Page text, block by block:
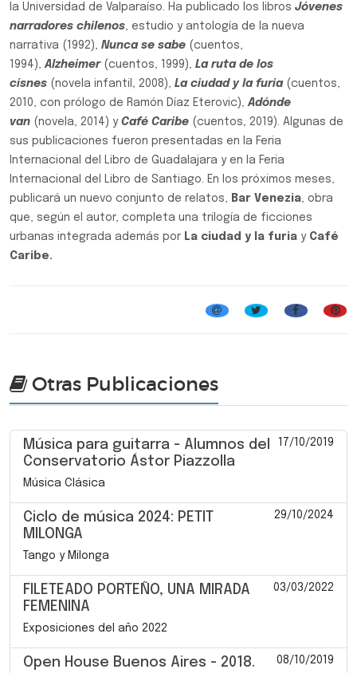
la Universidad de Valparaíso. Ha publicado los libros Jóvenes
narradores chilenos, estudio y antología de la nueva
narrativa (1992), Nunca se sabe (cuentos,
1994),Alzheimer(cuentos, 1999), La ruta de los
cisnes (novela infantil, 2008), La ciudad y la furia (cuentos,
2010, con prólogo de Ramón Díaz Eterovic),Adónde
van (novela, 2014) y Café Caribe (cuentos, 2019). Algunas de
sus publicaciones fueron presentadas en la Feria
Internacional del Libro de Guadalajara y en la Feria
Internacional del Libro de Santiago. En los próximos meses,
publicará un nuevo conjunto de relatos, Bar Venezia, obra
que, según el autor, completa una trilogía de ficciones
urbanas integrada además por La ciudad y la furia y Café
Caribe.
Otras Publicaciones
Música para guitarra - Alumnos del
Conservatorio Ástor Piazzolla
17/10/2019
Música Clásica
Ciclo de música 2024: PETIT
MILONGA
29/10/2024
Tango y Milonga
FILETEADO PORTEÑO, UNA MIRADA
FEMENINA
03/03/2022
Exposiciones del año 2022
Open House Buenos Aires - 2018. 08/10/2019